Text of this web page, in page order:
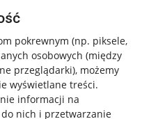
pokrewnym (np. piksele,
osobowych (między
przeglądarki), możemy
wyświetlane treści.
informacji na
nich i przetwarzanie